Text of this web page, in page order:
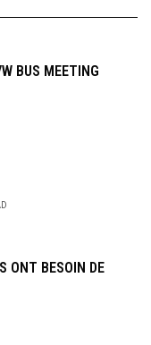
BUS MEETING
ONT BESOIN DE